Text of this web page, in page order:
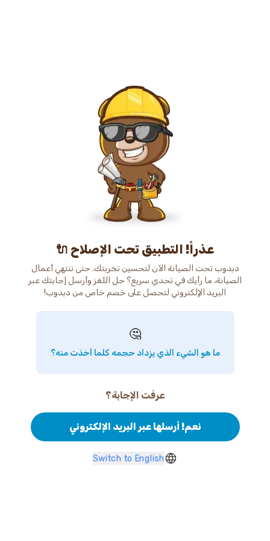
عذراً! التطبيق تحت الإصلاح 🔌
دبدوب تحت الصيانة الآن لتحسين تجربتك. حتى ننتهي أعمال
الصيانة، ما رأيك في تحدي سريع؟ حل اللغز وأرسل إجابتك عبر
البريد الإلكتروني لتحصل على خصم خاص من دبدوب!
🤔
ما هو الشيء الذي يزداد حجمه كلما أخذت منه؟
عرفت الإجابة؟
نعم! أرسلها عبر البريد الإلكتروني
Switch to English